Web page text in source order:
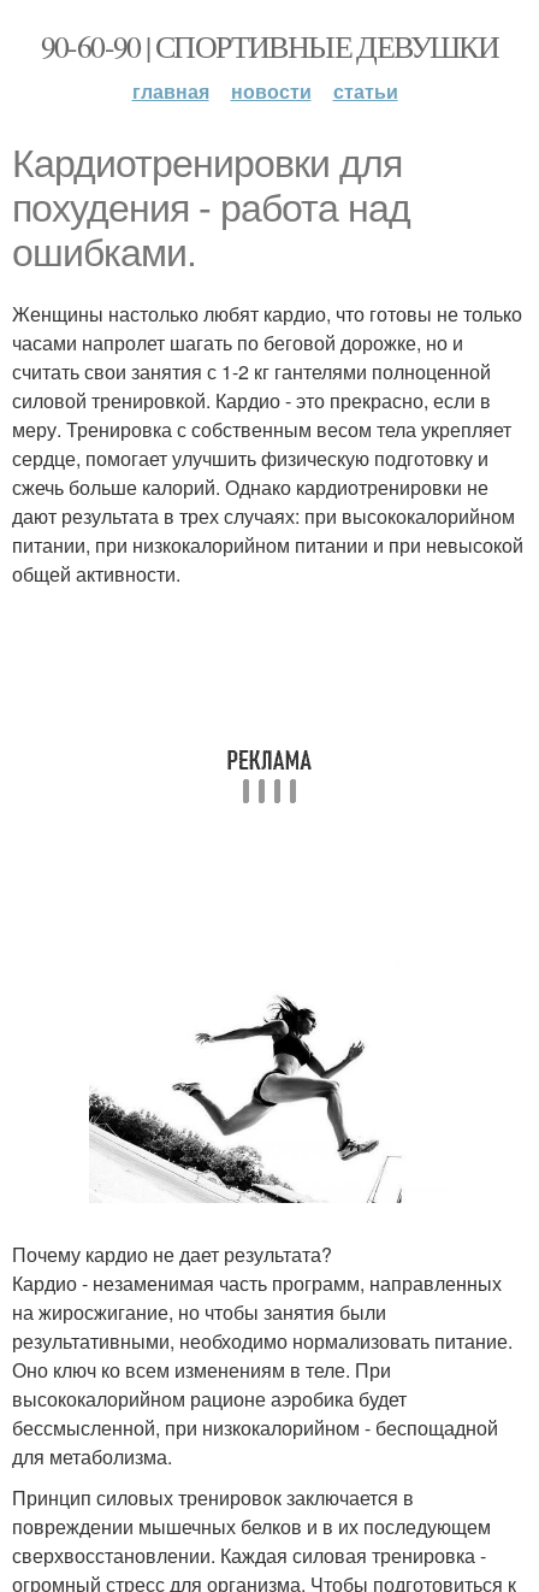
90-60-90 | СПОРТИВНЫЕ ДЕВУШКИ
главная новости статьи
Кардиотренировки для
похудения - работа над
ошибками.
Женщины настолько любят кардио, что готовы не только
часами напролет шагать по беговой дорожке, но и
считать свои занятия с 1-2 кг гантелями полноценной
силовой тренировкой. Кардио - это прекрасно, если в
меру. Тренировка с собственным весом тела укрепляет
сердце, помогает улучшить физическую подготовку и
сжечь больше калорий. Однако кардиотренировки не
дают результата в трех случаях: при высококалорийном
питании, при низкокалорийном питании и при невысокой
общей активности.
Почему кардио не дает результата?
Кардио - незаменимая часть программ, направленных
на жиросжигание, но чтобы занятия были
результативными, необходимо нормализовать питание.
Оно ключ ко всем изменениям в теле. При
высококалорийном рационе аэробика будет
бессмысленной, при низкокалорийном - беспощадной
для метаболизма.
Принцип силовых тренировок заключается в
повреждении мышечных белков и в их последующем
сверхвосстановлении. Каждая силовая тренировка -
огромный стресс для организма. Чтобы подготовиться к